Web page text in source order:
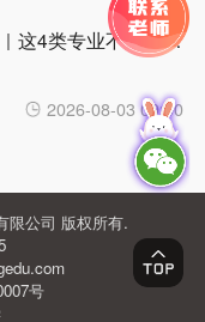
赴日读研专业避雷指南｜这4类专业不建议直接申请修士|前程日本留学
2026-08-03 09:00
限公司 版权所有.
号